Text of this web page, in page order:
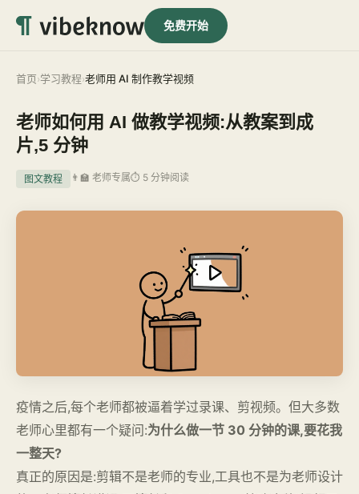
免费开始
首页›学习教程›老师用 AI 制作教学视频
老师如何用 AI 做教学视频:从教案到成
片,5 分钟
图文教程 👨‍🏫 老师专属⏱ 5 分钟阅读
疫情之后,每个老师都被逼着学过录课、剪视频。但大多数
老师心里都有一个疑问:为什么做一节 30 分钟的课,要花我
一整天?
真正的原因是:剪辑不是老师的专业,工具也不是为老师设计